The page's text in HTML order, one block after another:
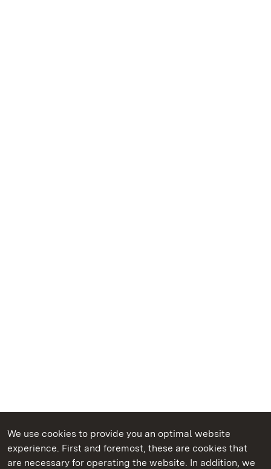
We use cookies to provide you an optimal website
experience. First and foremost, these are cookies that
are necessary for operating the website. In addition, we